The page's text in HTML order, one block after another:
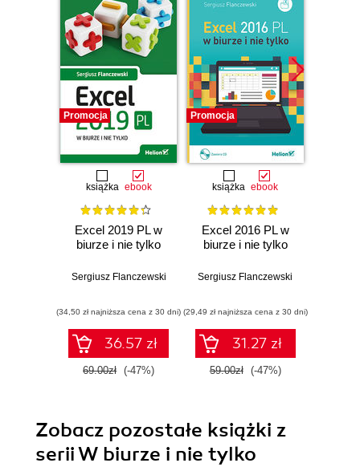
Promocja
książka ebook
Excel 2019 PL w
biurze i nie tylko
Sergiusz Flanczewski
(34,50 zł najniższa cena z 30 dni)
36.57 zł
69.00zł (-47%)
Promocja
książka ebook
Excel 2016 PL w
biurze i nie tylko
Sergiusz Flanczewski
(29,49 zł najniższa cena z 30 dni)
31.27 zł
59.00zł (-47%)
Zobacz pozostałe książki z
serii W biurze i nie tylko